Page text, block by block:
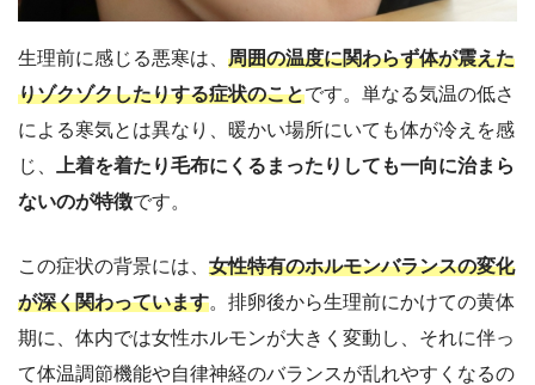
生理前に感じる悪寒は、 周囲の温度に関わらず体が震えた
りゾクゾクしたりする症状のことです。単なる気温の低さ
による寒気とは異なり、暖かい場所にいても体が冷えを感
じ、 上着を着たり毛布にくるまったりしても一向に治まら
ないのが特徴です。​
この症状の背景には、 女性特有のホルモンバランスの変化
が深く関わっています。排卵後から生理前にかけての黄体
期に、体内では女性ホルモンが大きく変動し、それに伴っ
て体温調節機能や自律神経のバランスが乱れやすくなるの